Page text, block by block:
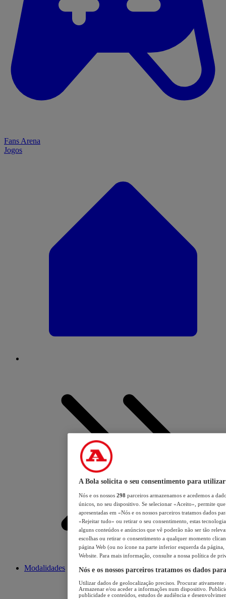
Fans Arena
Jogos
Modalidades
A Bola solicita o seu consentimento para utilizar
Nós e os nossos 298 parceiros armazenamos e acedemos a
únicos, no seu dispositivo. Se selecionar «Aceito», permite
apresentadas em «Nós e os nossos parceiros tratamos dados
«Rejeitar tudo» ou retirar o seu consentimento, estas
alguns conteúdos e anúncios que vê poderão não ser tão
escolhas ou retirar o consentimento a qualquer momento
página Web (ou no ícone na parte inferior esquerda da página,
Website. Para mais informação, consulte a nossa política de
Nós e os nossos parceiros tratamos os dados
Utilizar dados de geolocalização precisos. Procurar
Armazenar e/ou aceder a informações num dispositivo.
publicidade e conteúdos, estudos de audiência e